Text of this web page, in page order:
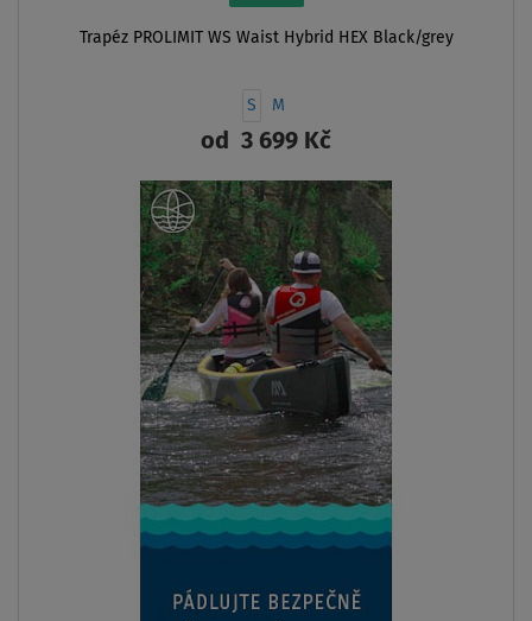
Trapéz PROLIMIT WS Waist Hybrid HEX Black/grey
S M
od 3 699 Kč
ZOBRAZIT